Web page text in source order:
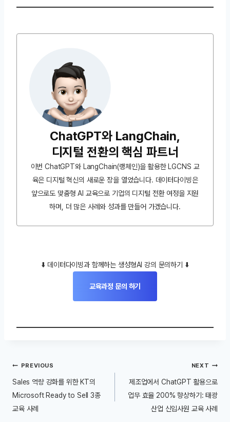
ChatGPT와 LangChain,
디지털 전환의 핵심 파트너
이번 ChatGPT와 LangChain(랭체인)을 활용한 LGCNS 교
육은 디지털 혁신의 새로운 장을 열었습니다. 데이터다이빙은
앞으로도 맞춤형 AI 교육으로 기업의 디지털 전환 여정을 지원
하며, 더 많은 사례와 성과를 만들어 가겠습니다.
⬇️ 데이터다이빙과 함께하는 생성형AI 강의 문의하기 ⬇️
교육과정 문의 하기
글
내
비
게
PREVIOUS
Sales 역량 강화를 위한 KT의
Microsoft Ready to Sell 3종
교육 사례
NEXT
제조업에서 ChatGPT 활용으로
업무 효율 200% 향상하기: 태광
산업 신입사원 교육 사례